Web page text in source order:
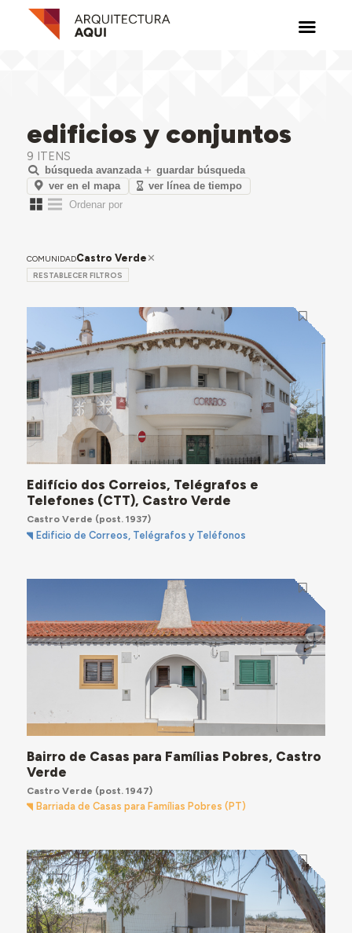
edificios y conjuntos
9 ITENS
búsqueda avanzada
guardar búsqueda
ver en el mapa
ver línea de tiempo
COMUNIDADCastro Verde
RESTABLECER FILTROS
Edifício dos Correios, Telégrafos e
Telefones (CTT), Castro Verde
Castro Verde (post. 1937)
Edificio de Correos, Telégrafos y Teléfonos
Bairro de Casas para Famílias Pobres, Castro
Verde
Castro Verde (post. 1947)
Barriada de Casas para Famílias Pobres (PT)